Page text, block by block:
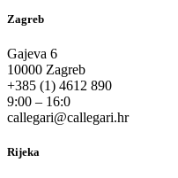
Zagreb
Gajeva 6
10000 Zagreb
+385 (1) 4612 890
9:00 – 16:0
callegari@callegari.hr
Rijeka